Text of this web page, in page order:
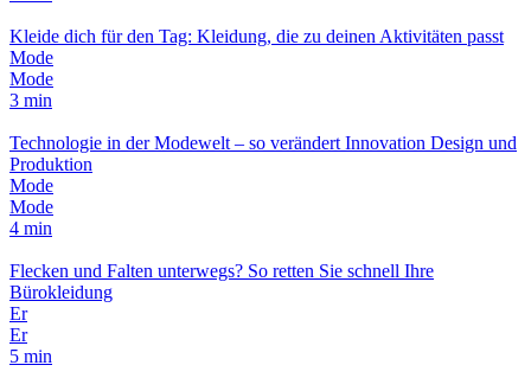
Kleide dich für den Tag: Kleidung, die zu deinen Aktivitäten passt
Mode
Mode
3 min
Technologie in der Modewelt – so verändert Innovation Design und
Produktion
Mode
Mode
4 min
Flecken und Falten unterwegs? So retten Sie schnell Ihre
Bürokleidung
Er
Er
5 min